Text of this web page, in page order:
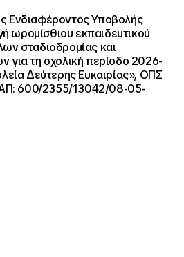
Ενδιαφέροντος Υποβολής
ωρομίσθιου εκπαιδευτικού
σταδιοδρομίας και
τη σχολική περίοδο 2026-
Δεύτερης Ευκαιρίας», ΟΠΣ
600/2355/13042/08-05-